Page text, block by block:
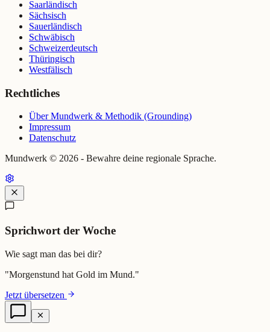
Saarländisch
Sächsisch
Sauerländisch
Schwäbisch
Schweizerdeutsch
Thüringisch
Westfälisch
Rechtliches
Über Mundwerk & Methodik (Grounding)
Impressum
Datenschutz
Mundwerk © 2026 - Bewahre deine regionale Sprache.
Sprichwort der Woche
Wie sagt man das bei dir?
"Morgenstund hat Gold im Mund."
Jetzt übersetzen